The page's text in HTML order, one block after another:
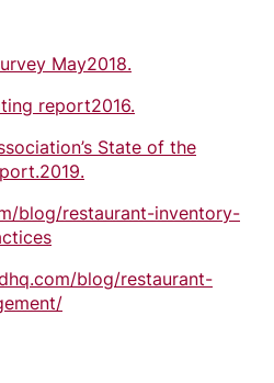
May2018.
report2016.
State of the
blog/restaurant-inventory-
blog/restaurant-